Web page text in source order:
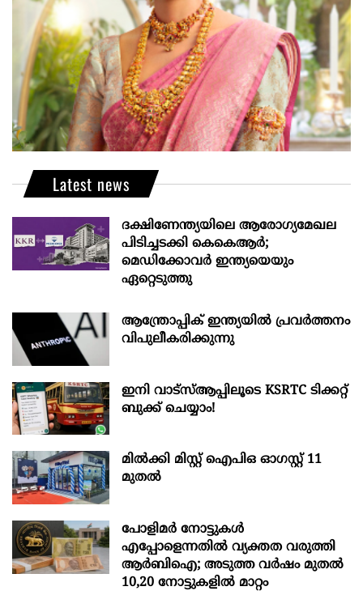
Latest news
ദക്ഷിണേന്ത്യയിലെ ആരോഗ്യമേഖല
പിടിച്ചടക്കി കെകെആർ;
മെഡിക്കോവർ ഇന്ത്യയെയും
ഏറ്റെടുത്തു
ആന്ത്രോപ്പിക് ഇന്ത്യയില്‍ പ്രവര്‍ത്തനം
വിപുലീകരിക്കുന്നു
ഇനി വാട്‌സ്ആപ്പിലൂടെ KSRTC ടിക്കറ്റ്
ബുക്ക് ചെയ്യാം!
മില്‍ക്കി മിസ്റ്റ്‌ ഐപിഒ ഓഗസ്റ്റ്‌ 11
മുതല്‍
പോളിമർ നോട്ടുകൾ
എപ്പോളെന്നതിൽ വ്യക്തത വരുത്തി
ആർബിഐ; അടുത്ത വർഷം മുതൽ
10,20 നോട്ടുകളിൽ മാറ്റം